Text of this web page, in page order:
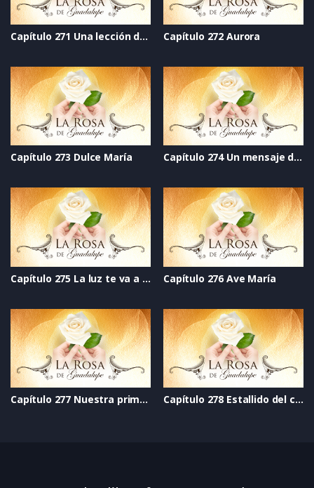
Capítulo 271 Una lección de vida Capítulo 272 Aurora
Capítulo 273 Dulce María Capítulo 274 Un mensaje de Guadalupe
Capítulo 275 La luz te va a salvar Capítulo 276 Ave María
Capítulo 277 Nuestra primera Navidad feliz Capítulo 278 Estallido del corazón